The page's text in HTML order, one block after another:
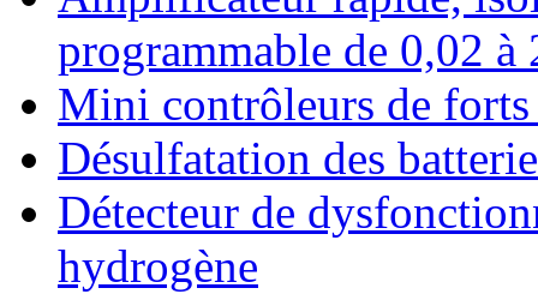
programmable de 0,02 à
Mini contrôleurs de
Désulfatation des
Détecteur de
hydrogène